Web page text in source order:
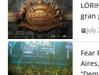
gran
July
Fear